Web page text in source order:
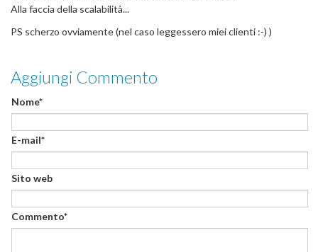
Alla faccia della scalabilità...
PS scherzo ovviamente (nel caso leggessero miei clienti :-) )
Aggiungi Commento
Nome*
E-mail*
Sito web
Commento*